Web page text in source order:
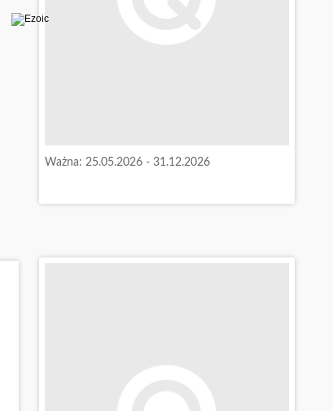
Ważna: 25.05.2026 - 31.12.2026